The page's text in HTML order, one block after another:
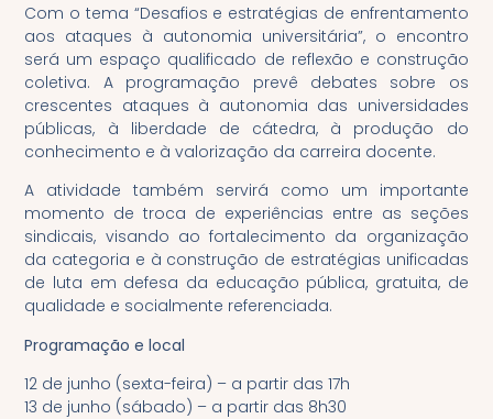
Com o tema “Desafios e estratégias de enfrentamento
aos ataques à autonomia universitária”, o encontro
será um espaço qualificado de reflexão e construção
coletiva. A programação prevê debates sobre os
crescentes ataques à autonomia das universidades
públicas, à liberdade de cátedra, à produção do
conhecimento e à valorização da carreira docente.
A atividade também servirá como um importante
momento de troca de experiências entre as seções
sindicais, visando ao fortalecimento da organização
da categoria e à construção de estratégias unificadas
de luta em defesa da educação pública, gratuita, de
qualidade e socialmente referenciada.
Programação e local
12 de junho (sexta-feira) – a partir das 17h
13 de junho (sábado) – a partir das 8h30